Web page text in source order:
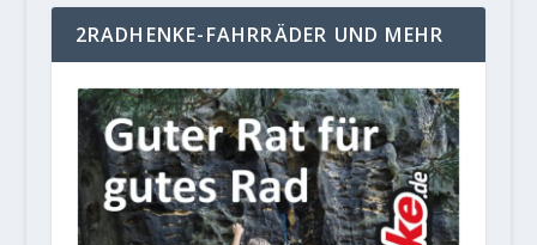
2RADHENKE-FAHRRÄDER UND MEHR